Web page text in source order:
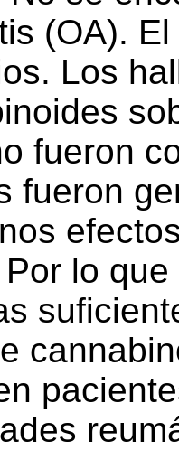
(OA).
Los
fueron
fueron
lo